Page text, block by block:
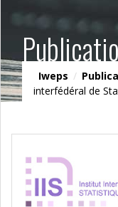
Iweps /
interfédéral de